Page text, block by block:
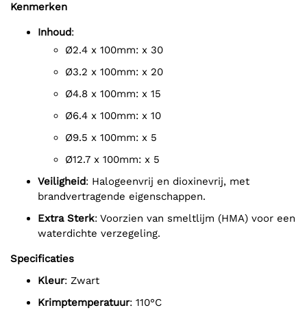
Kenmerken
Inhoud:
Ø2.4 x 100mm: x 30
Ø3.2 x 100mm: x 20
Ø4.8 x 100mm: x 15
Ø6.4 x 100mm: x 10
Ø9.5 x 100mm: x 5
Ø12.7 x 100mm: x 5
Veiligheid: Halogeenvrij en dioxinevrij, met
brandvertragende eigenschappen.
Extra Sterk: Voorzien van smeltlijm (HMA) voor een
waterdichte verzegeling.
Specificaties
Kleur: Zwart
Krimptemperatuur: 110°C